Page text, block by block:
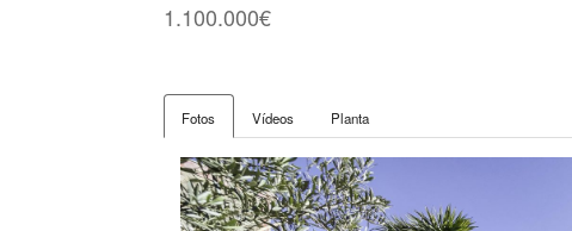
1.100.000€
Fotos Vídeos Planta